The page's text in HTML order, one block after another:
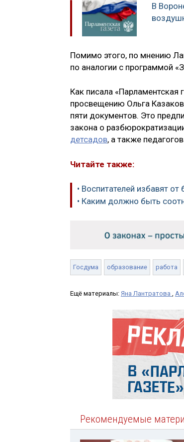
В
Помимо этого, по мнению
по аналогии с программой
Как писала «Парламентская
просвещению Ольга
пяти документов. Это
закона о
детсадов, а также
Читайте также:
• Воспитателей избавят
• Каким должно быть
Госдума образование работа
Ещё материалы: Яна Лантратова
Рекомендуемые